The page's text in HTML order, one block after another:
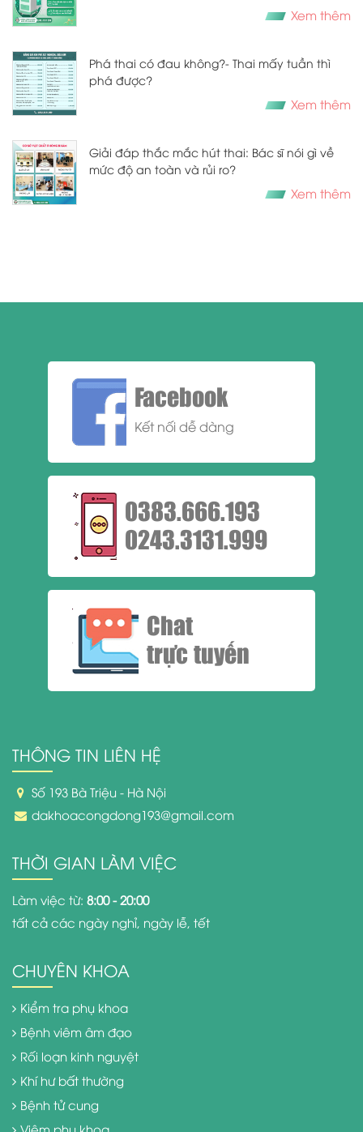
Xem thêm
​​​​​​​Phá thai có đau không?- Thai mấy tuần thì
phá được?
Xem thêm
Giải đáp thắc mắc hút thai: Bác sĩ nói gì về
mức độ an toàn và rủi ro?
Xem thêm
Facebook
Kết nối dễ dàng
0383.666.193
0243.3131.999
Chat
trực tuyến
THÔNG TIN LIÊN HỆ
Số 193 Bà Triệu - Hà Nội
dakhoacongdong193@gmail.com
THỜI GIAN LÀM VIỆC
Làm việc từ: 8:00 - 20:00
tất cả các ngày nghỉ, ngày lễ, tết
CHUYÊN KHOA
Kiểm tra phụ khoa
Bệnh viêm âm đạo
Rối loạn kinh nguyệt
Khí hư bất thường
Bệnh tử cung